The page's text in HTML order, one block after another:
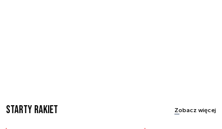
Starty rakiet Zobacz więcej